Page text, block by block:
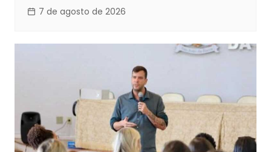
7 de agosto de 2026